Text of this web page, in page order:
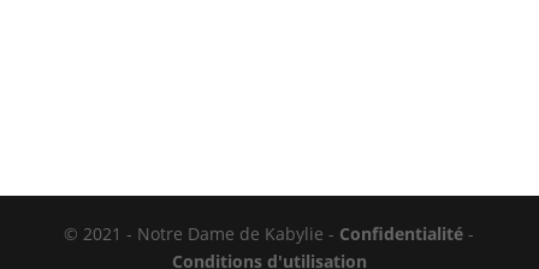
© 2021 - Notre Dame de Kabylie - Confidentialité -
Conditions d'utilisation